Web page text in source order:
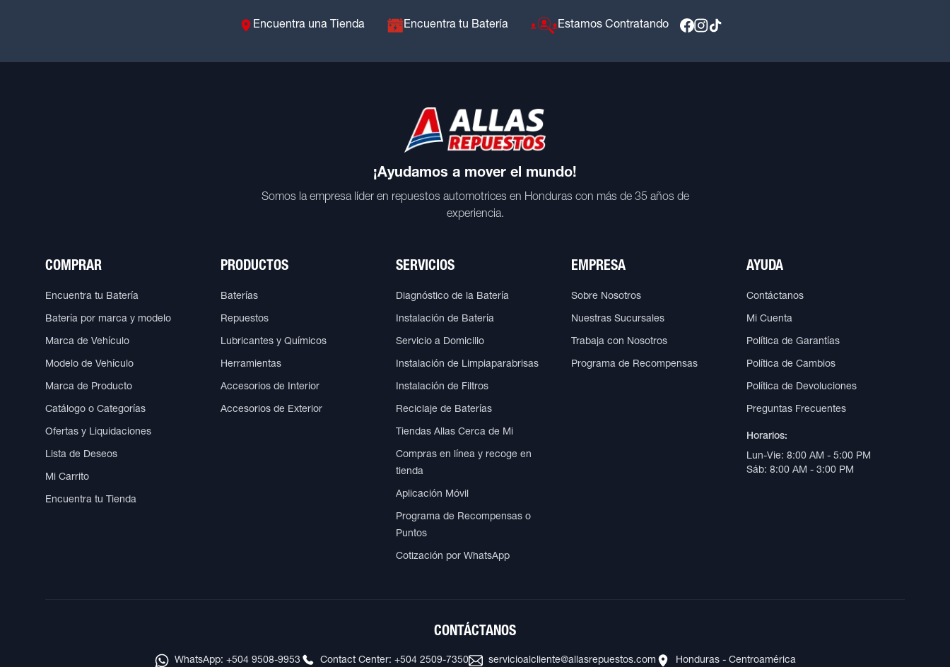
Encuentra una Tienda Encuentra tu Batería Estamos Contratando
¡Ayudamos a mover el mundo!
Somos la empresa líder en repuestos automotrices en Honduras con más de 35 años de
experiencia.
COMPRAR
Encuentra tu Batería
Batería por marca y modelo
Marca de Vehículo
Modelo de Vehículo
Marca de Producto
Catálogo o Categorías
Ofertas y Liquidaciones
Lista de Deseos
Mi Carrito
Encuentra tu Tienda
PRODUCTOS
Baterías
Repuestos
Lubricantes y Químicos
Herramientas
Accesorios de Interior
Accesorios de Exterior
SERVICIOS
Diagnóstico de la Batería
Instalación de Batería
Servicio a Domicilio
Instalación de Limpiaparabrisas
Instalación de Filtros
Reciclaje de Baterías
Tiendas Allas Cerca de Mi
Compras en línea y recoge en
tienda
Aplicación Móvil
Programa de Recompensas o
Puntos
Cotización por WhatsApp
EMPRESA
Sobre Nosotros
Nuestras Sucursales
Trabaja con Nosotros
Programa de Recompensas
AYUDA
Contáctanos
Mi Cuenta
Política de Garantías
Política de Cambios
Política de Devoluciones
Preguntas Frecuentes
Horarios:
Lun-Vie: 8:00 AM - 5:00 PM
Sáb: 8:00 AM - 3:00 PM
CONTÁCTANOS
WhatsApp: +504 9508-9953 Contact Center: +504 2509-7350 servicioalcliente@allasrepuestos.com Honduras - Centroamérica